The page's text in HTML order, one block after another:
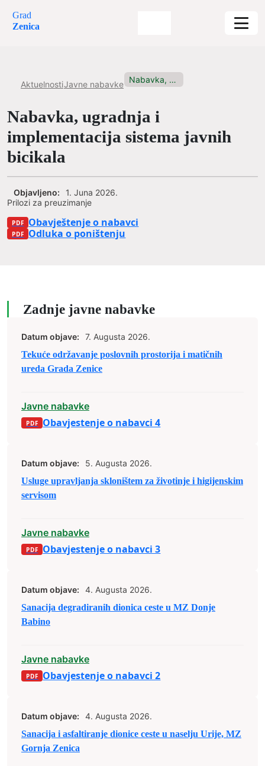
Grad
Zenica
AktuelnostiJavne nabavke Nabavka, ugradnja i implementacija sistema...
Nabavka, ugradnja i
implementacija sistema javnih
bicikala
Prilozi za preuzimanje
Obavještenje o nabavci
Odluka o poništenju
Objavljeno: 1. Juna 2026.
Zadnje javne nabavke
Datum objave:
7. Augusta 2026.
Tekuće održavanje poslovnih prostorija i matičnih
ureda Grada Zenice
Javne nabavke
Obavjestenje o nabavci 4
Datum objave:
5. Augusta 2026.
Usluge upravljanja skloništem za životinje i higijenskim
servisom
Javne nabavke
Obavjestenje o nabavci 3
Datum objave:
4. Augusta 2026.
Sanacija degradiranih dionica ceste u MZ Donje
Babino
Javne nabavke
Obavjestenje o nabavci 2
Datum objave:
4. Augusta 2026.
Sanacija i asfaltiranje dionice ceste u naselju Urije, MZ
Gornja Zenica